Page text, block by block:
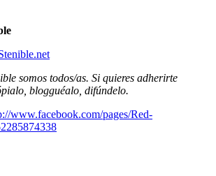
somos todos/as. Si quieres adherirte
blogguéalo, difúndelo.
www.facebook.com/pages/Red-